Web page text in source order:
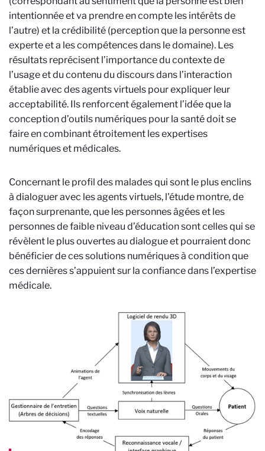
intentionnée et va prendre en compte les intérêts de
l’autre) et la crédibilité (perception que la personne est
experte et a les compétences dans le domaine). Les
résultats reprécisent l’importance du contexte de
l’usage et du contenu du discours dans l’interaction
établie avec des agents virtuels pour expliquer leur
acceptabilité. Ils renforcent également l’idée que la
conception d’outils numériques pour la santé doit se
faire en combinant étroitement les expertises
numériques et médicales.
Concernant le profil des malades qui sont le plus enclins
à dialoguer avec les agents virtuels, l'étude montre, de
façon surprenante, que les personnes âgées et les
personnes de faible niveau d’éducation sont celles qui se
révèlent le plus ouvertes au dialogue et pourraient donc
bénéficier de ces solutions numériques à condition que
ces dernières s’appuient sur la confiance dans l’expertise
médicale.